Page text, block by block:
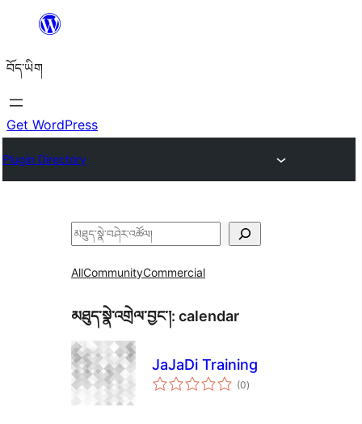
content
བོད་ཡིག
Get WordPress
Plugin Directory
བཤེར་
AllCommunityCommercial
མཐུད་སྣེ་འགྲེལ་བྱང་།: calendar
JaJaDi Training
(0གདེང་
འཇོག་
)